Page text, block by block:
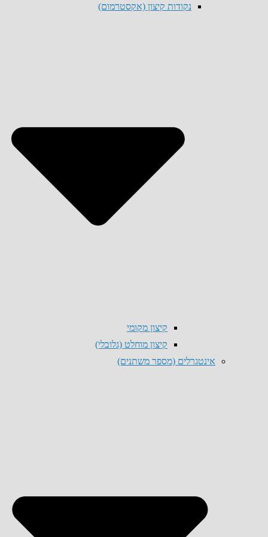
נקודות קיצון (אקסטרמום)
קיצון מקומי
קיצון מוחלט (גלובלי)
אינטגרלים (מספר משתנים)